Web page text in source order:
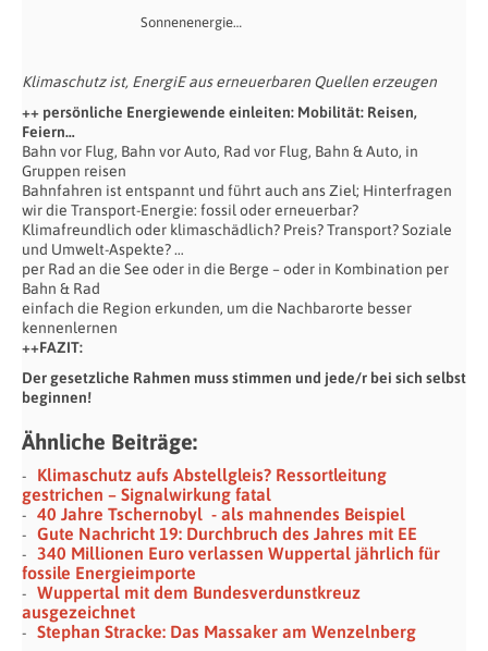
Sonnenenergie…
Klimaschutz ist, EnergiE aus erneuerbaren Quellen erzeugen
++ persönliche Energiewende einleiten: Mobilität: Reisen,
Feiern…
Bahn vor Flug, Bahn vor Auto, Rad vor Flug, Bahn & Auto, in
Gruppen reisen
Bahnfahren ist entspannt und führt auch ans Ziel; Hinterfragen
wir die Transport-Energie: fossil oder erneuerbar?
Klimafreundlich oder klimaschädlich? Preis? Transport? Soziale
und Umwelt-Aspekte? …
per Rad an die See oder in die Berge – oder in Kombination per
Bahn & Rad
einfach die Region erkunden, um die Nachbarorte besser
kennenlernen
++FAZIT:
Der gesetzliche Rahmen muss stimmen und jede/r bei sich selbst
beginnen!
Ähnliche Beiträge:
Klimaschutz aufs Abstellgleis? Ressortleitung
gestrichen – Signalwirkung fatal
40 Jahre Tschernobyl - als mahnendes Beispiel
Gute Nachricht 19: Durchbruch des Jahres mit EE
340 Millionen Euro verlassen Wuppertal jährlich für
fossile Energieimporte
Wuppertal mit dem Bundesverdunstkreuz
ausgezeichnet
Stephan Stracke: Das Massaker am Wenzelnberg